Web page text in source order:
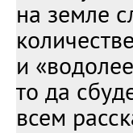
на земле
и
то да
всем